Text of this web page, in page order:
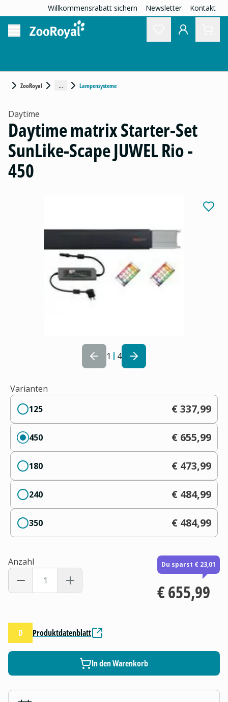
Willkommensrabatt sichern Newsletter Kontakt
ZooRoyal ... Lampensysteme
1 4
Daytime
Daytime matrix Starter-Set
SunLike-Scape JUWEL Rio -
450
Varianten
125
€ 337,99
450 € 655,99
180 € 473,99
240 € 484,99
350 € 484,99
Anzahl Du sparst € 23,01
€ 655,99
D Produktdatenblatt
In den Warenkorb